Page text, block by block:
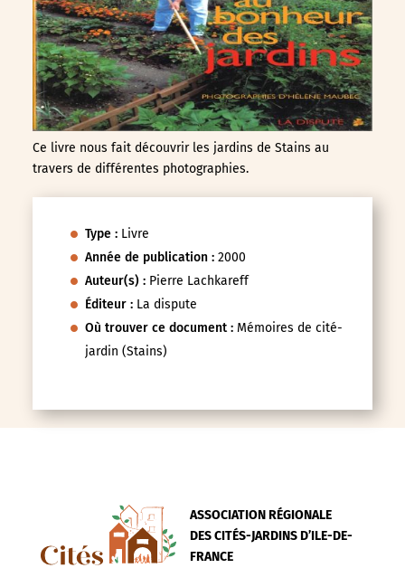
Ce livre nous fait découvrir les jardins de Stains au
travers de différentes photographies.
Type : Livre
Année de publication : 2000
Auteur(s) : Pierre Lachkareff
Éditeur : La dispute
Où trouver ce document : Mémoires de cité-
jardin (Stains)
ASSOCIATION RÉGIONALE
DES CITÉS-JARDINS D’ILE-DE-
FRANCE